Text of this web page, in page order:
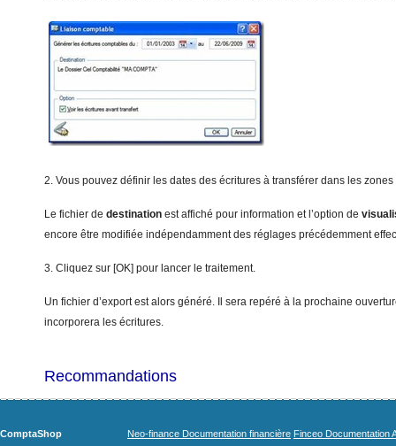
2. Vous pouvez définir les dates des écritures à transférer dans les zones
Le fichier de destination est affiché pour information et l’option de visua
encore être modifiée indépendamment des réglages précédemment
3. Cliquez sur [OK] pour lancer le traitement.
Un fichier d’export est alors généré. Il sera repéré à la prochaine
incorporera les écritures.
Recommandations
ComptaShop
Neo-finance Documentation financière Finceo Documentation